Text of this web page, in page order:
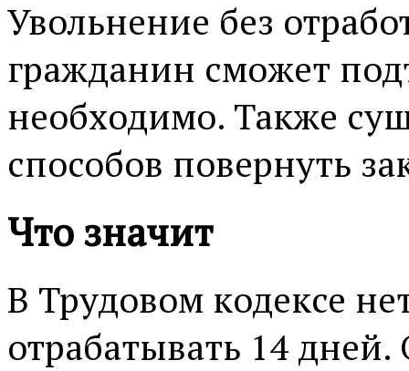
Увольнение без
гражданин сможет
необходимо. Также
способов повернуть
Что значит
В Трудовом кодексе
отрабатывать 14